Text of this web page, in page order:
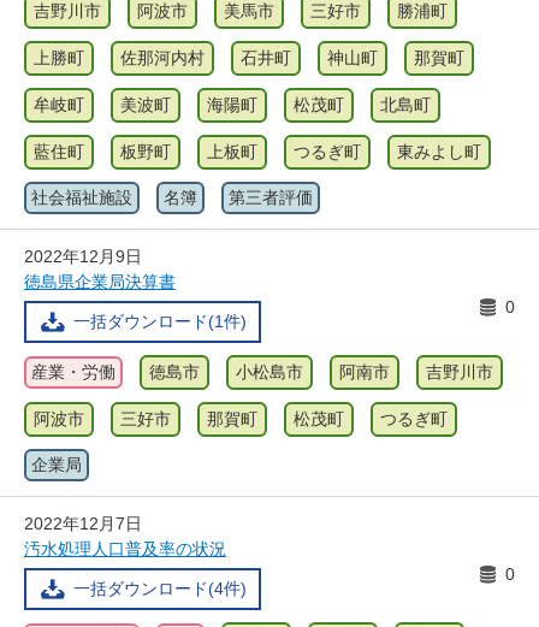
吉野川市 阿波市 美馬市 三好市 勝浦町
上勝町 佐那河内村 石井町 神山町 那賀町
牟岐町 美波町 海陽町 松茂町 北島町
藍住町 板野町 上板町 つるぎ町 東みよし町
社会福祉施設 名簿 第三者評価
2022年12月9日
徳島県企業局決算書
一括ダウンロード(1件)
0
産業・労働 徳島市 小松島市 阿南市 吉野川市
阿波市 三好市 那賀町 松茂町 つるぎ町
企業局
2022年12月7日
汚水処理人口普及率の状況
一括ダウンロード(4件)
0